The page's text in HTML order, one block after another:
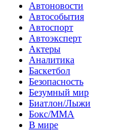
Автоновости
Автособытия
Автоспорт
Автоэксперт
Актеры
Аналитика
Баскетбол
Безопасность
Безумный мир
Биатлон/Лыжи
Бокс/MMA
В мире